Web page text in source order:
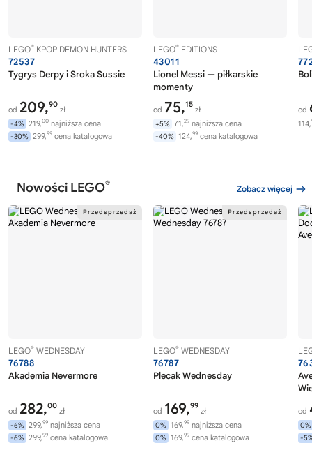
LEGO® KPOP DEMON HUNTERS
72537
Tygrys Derpy i Sroka Sussie
od 209,90
zł
-4% 219,00 najniższa cena
-30% 299,99 cena katalogowa
LEGO® EDITIONS
43011
Lionel Messi — piłkarskie
momenty
od 75,15
zł
+5% 71,29 najniższa cena
-40% 124,99 cena katalogowa
od
114,
Nowości LEGO® Zobacz więcej
LEGO® WEDNESDAY
76788
Akademia Nevermore
od 282,00
zł
-6% 299,99 najniższa cena
-6% 299,99 cena katalogowa
LEGO® WEDNESDAY
76787
Plecak Wednesday
od 169,99
zł
0% 169,99 najniższa cena
0% 169,99 cena katalogowa
od
0%
-